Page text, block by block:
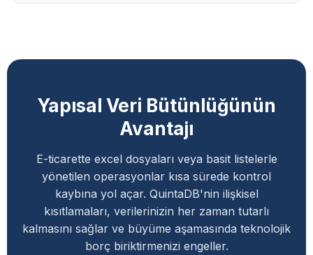
Yapısal Veri Bütünlüğünün
Avantajı
E-ticarette excel dosyaları veya basit listelerle
yönetilen operasyonlar kısa sürede kontrol
kaybına yol açar. QuintaDB'nin ilişkisel
kısıtlamaları, verilerinizin her zaman tutarlı
kalmasını sağlar ve büyüme aşamasında teknolojik
borç biriktirmenizi engeller.